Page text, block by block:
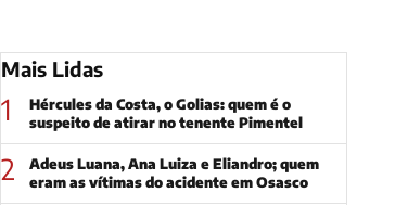
Mais Lidas
1
Hércules da Costa, o Golias: quem é o
suspeito de atirar no tenente Pimentel
2
Adeus Luana, Ana Luiza e Eliandro; quem
eram as vítimas do acidente em Osasco